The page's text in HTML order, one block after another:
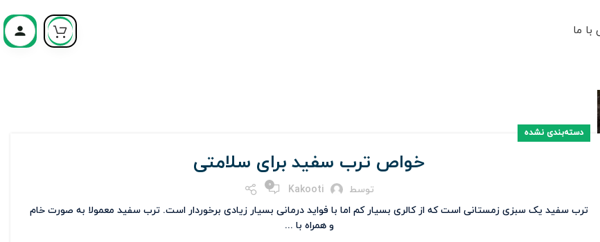
ما
دسته‌بندی نشده
خواص ترب سفید برای سلامتی
توسط Kakooti
0
ترب سفید یک سبزی زمستانی است که از کالری بسیار کم اما با فواید درمانی بسیار زیادی برخوردار است. ترب سفید معمولا به صورت خام
و همراه با ...